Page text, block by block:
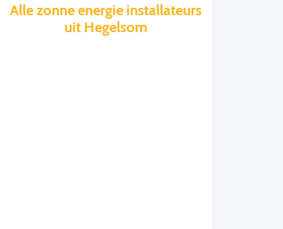
Alle zonne energie installateurs
uit Hegelsom